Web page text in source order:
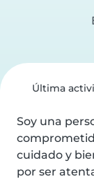
Última
Soy una
cuidado y
por ser